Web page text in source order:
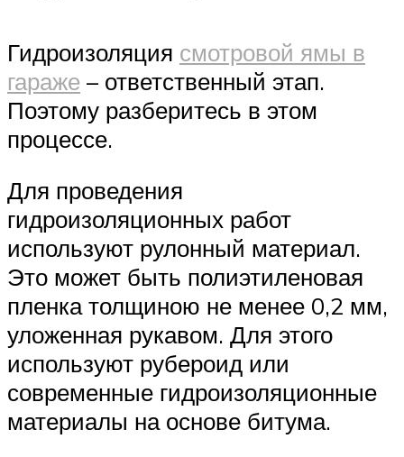
Гидроизоляция смотровой ямы в
гараже – ответственный этап.
Поэтому разберитесь в этом
процессе.
Для проведения
гидроизоляционных работ
используют рулонный материал.
Это может быть полиэтиленовая
пленка толщиною не менее 0,2 мм,
уложенная рукавом. Для этого
используют рубероид или
современные гидроизоляционные
материалы на основе битума.